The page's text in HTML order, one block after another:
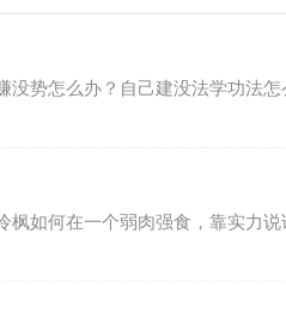
势怎么办？自己建没法学功法
如何在一个弱肉强食，靠实力